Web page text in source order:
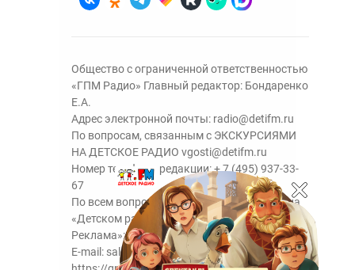
Общество с ограниченной ответственностью
«ГПМ Радио» Главный редактор: Бондаренко
Е.А.
Адрес электронной почты: radio@detifm.ru
По вопросам, связанным с ЭКСКУРСИЯМИ
НА ДЕТСКОЕ РАДИО vgosti@detifm.ru
Номер телефона редакции:+ 7 (495) 937-33-
67
По всем вопросам размещения рекламы на
«Детском радио» - сейлз-хаус «ГПМ
Реклама»:+7 (495) 921-40-41
E-mail: sales@gazprom-media.ru